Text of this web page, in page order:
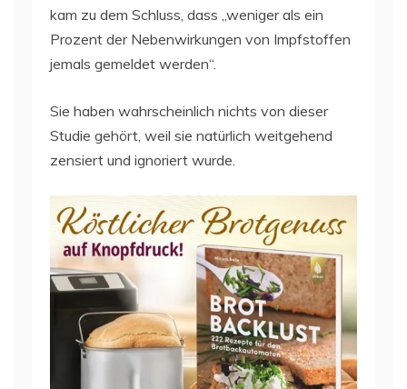
kam zu dem Schluss, dass „weniger als ein
Prozent der Nebenwirkungen von Impfstoffen
jemals gemeldet werden“.
Sie haben wahrscheinlich nichts von dieser
Studie gehört, weil sie natürlich weitgehend
zensiert und ignoriert wurde.